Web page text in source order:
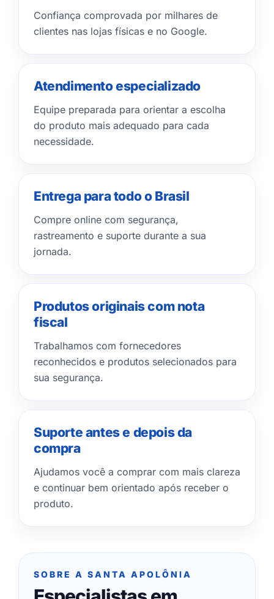
Confiança comprovada por milhares de
clientes nas lojas físicas e no Google.
Atendimento especializado
Equipe preparada para orientar a escolha
do produto mais adequado para cada
necessidade.
Entrega para todo o Brasil
Compre online com segurança,
rastreamento e suporte durante a sua
jornada.
Produtos originais com nota
fiscal
Trabalhamos com fornecedores
reconhecidos e produtos selecionados para
sua segurança.
Suporte antes e depois da
compra
Ajudamos você a comprar com mais clareza
e continuar bem orientado após receber o
produto.
SOBRE A SANTA APOLÔNIA